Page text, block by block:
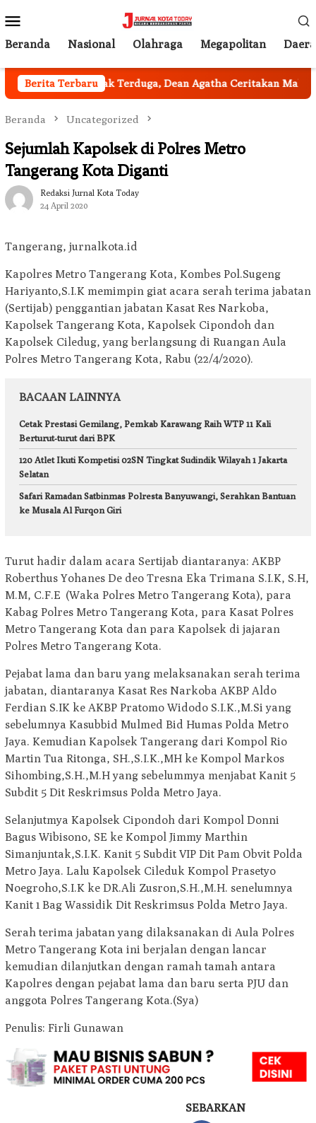
ke
kontenMobile
Beranda Nasional Olahraga Megapolitan
Berita TerbaruTak Terduga, Dean Agatha Ceritakan Makna
Beranda Uncategorized
Sejumlah Kapolsek di Polres Metro
Tangerang Kota Diganti
Redaksi Jurnal Kota Today
24 April 2020
Tangerang, jurnalkota.id
Kapolres Metro Tangerang Kota, Kombes Pol.Sugeng
Hariyanto,S.I.K memimpin giat acara serah terima jabatan
(Sertijab) penggantian jabatan Kasat Res Narkoba,
Kapolsek Tangerang Kota, Kapolsek Cipondoh dan
Kapolsek Ciledug, yang berlangsung di Ruangan Aula
Polres Metro Tangerang Kota, Rabu (22/4/2020).
BACAAN LAINNYA
Cetak Prestasi Gemilang, Pemkab Karawang Raih WTP 11 Kali
Berturut-turut dari BPK
120 Atlet Ikuti Kompetisi 02SN Tingkat Sudindik Wilayah 1 Jakarta
Selatan
Safari Ramadan Satbinmas Polresta Banyuwangi, Serahkan Bantuan
ke Musala Al Furqon Giri
Turut hadir dalam acara Sertijab diantaranya: AKBP
Roberthus Yohanes De deo Tresna Eka Trimana S.I.K, S.H,
M.M, C.F.E (Waka Polres Metro Tangerang Kota), para
Kabag Polres Metro Tangerang Kota, para Kasat Polres
Metro Tangerang Kota dan para Kapolsek di jajaran
Polres Metro Tangerang Kota.
Pejabat lama dan baru yang melaksanakan serah terima
jabatan, diantaranya Kasat Res Narkoba AKBP Aldo
Ferdian S.IK ke AKBP Pratomo Widodo S.I.K.,M.Si yang
sebelumnya Kasubbid Mulmed Bid Humas Polda Metro
Jaya. Kemudian Kapolsek Tangerang dari Kompol Rio
Martin Tua Ritonga, SH.,S.I.K.,MH ke Kompol Markos
Sihombing,S.H.,M.H yang sebelummya menjabat Kanit 5
Subdit 5 Dit Reskrimsus Polda Metro Jaya.
Selanjutmya Kapolsek Cipondoh dari Kompol Donni
Bagus Wibisono, SE ke Kompol Jimmy Marthin
Simanjuntak,S.I.K. Kanit 5 Subdit VIP Dit Pam Obvit Polda
Metro Jaya. Lalu Kapolsek Cileduk Kompol Prasetyo
Noegroho,S.I.K ke DR.Ali Zusron,S.H.,M.H. senelumnya
Kanit 1 Bag Wassidik Dit Reskrimsus Polda Metro Jaya.
Serah terima jabatan yang dilaksanakan di Aula Polres
Metro Tangerang Kota ini berjalan dengan lancar
kemudian dilanjutkan dengan ramah tamah antara
Kapolres dengan pejabat lama dan baru serta PJU dan
anggota Polres Tangerang Kota.(Sya)
Penulis: Firli Gunawan
SEBARKAN